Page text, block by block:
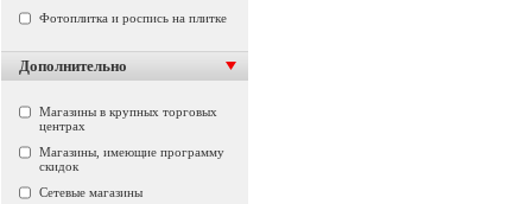
Фотоплитка и роспись на плитке
Дополнительно
Магазины в крупных торговых
центрах
Магазины, имеющие программу
скидок
Сетевые магазины